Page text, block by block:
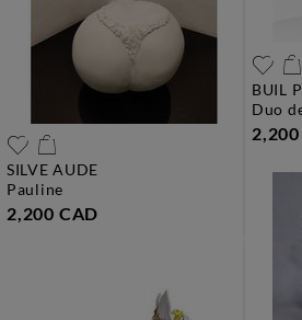
SILVE AUDE
pauline
2,200 CAD
BUIL
duo